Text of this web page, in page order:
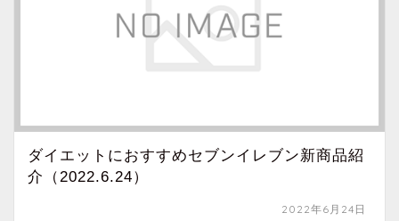
ダイエットにおすすめセブンイレブン新商品紹
介（2022.6.24）
2022年6月24日